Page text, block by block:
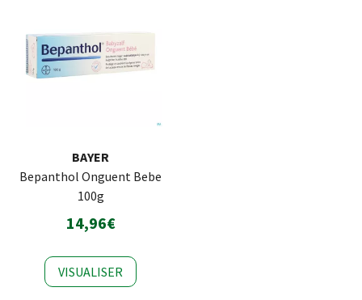
BAYER
Bepanthol Onguent Bebe
100g
14,96€
VISUALISER